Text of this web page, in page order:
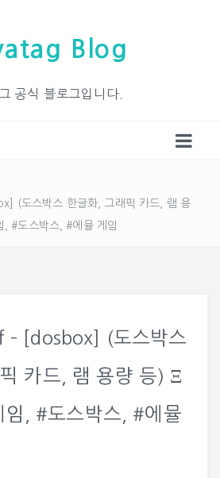
Blog
공식 블로그입니다.
(도스박스 한글화, 그래픽 카드, 램 용
#도스박스, #에뮬 게임
– [dosbox] (도스박스
카드, 램 용량 등) Ξ
임, #도스박스, #에뮬